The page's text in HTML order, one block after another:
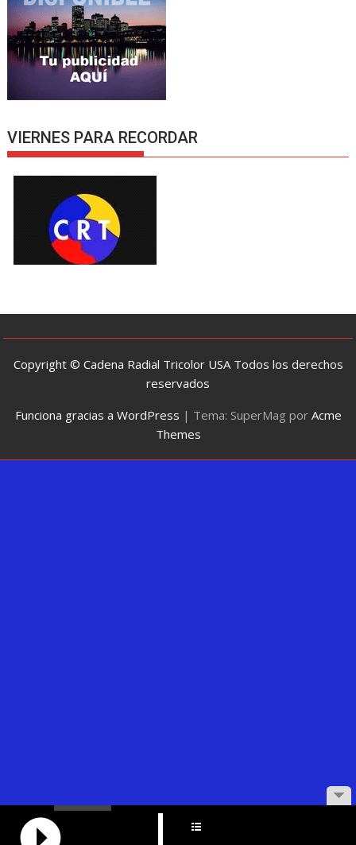
VIERNES PARA RECORDAR
Copyright © Cadena Radial Tricolor USA Todos los derechos
reservados
Funciona gracias a WordPress | Tema: SuperMag por Acme
Themes